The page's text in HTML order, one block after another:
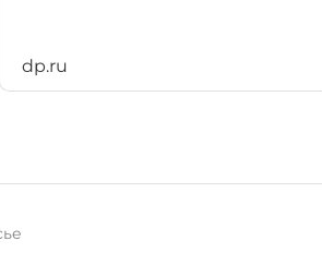
dp.ru